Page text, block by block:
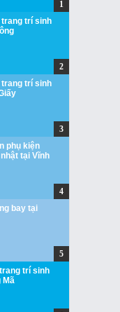
trí sinh
trí sinh
phụ kiện
tại Vĩnh
bay tại
trí sinh
Mã